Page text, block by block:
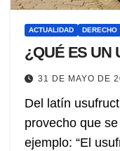
ACTUALIDAD DERECHO
¿QUÉ ES UN
31 DE MAYO DE
Del latín
provecho que
ejemplo: “El